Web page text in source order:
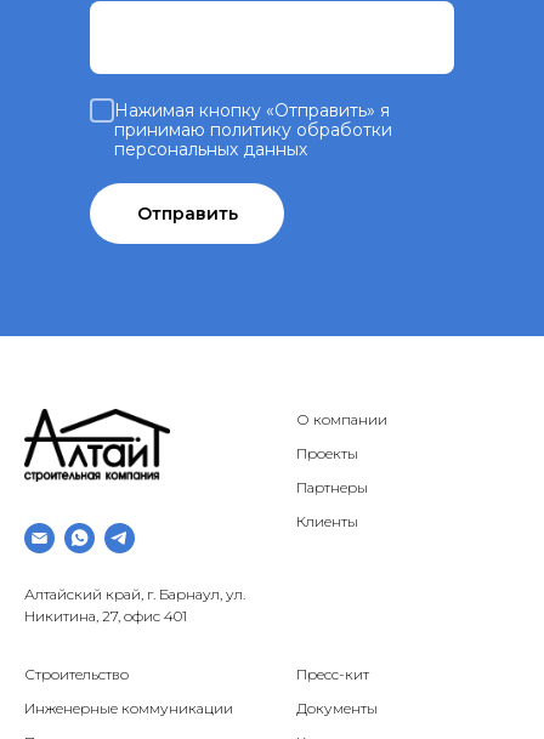
Нажимая кнопку «Отправить» я
принимаю политику обработки
персональных данных
Отправить
Алтайский край, г. Барнаул, ул.
Никитина, 27, офис 401
О компании
Проекты
Партнеры
Клиенты
Строительство
Инженерные коммуникации
Пресс-кит
Документы